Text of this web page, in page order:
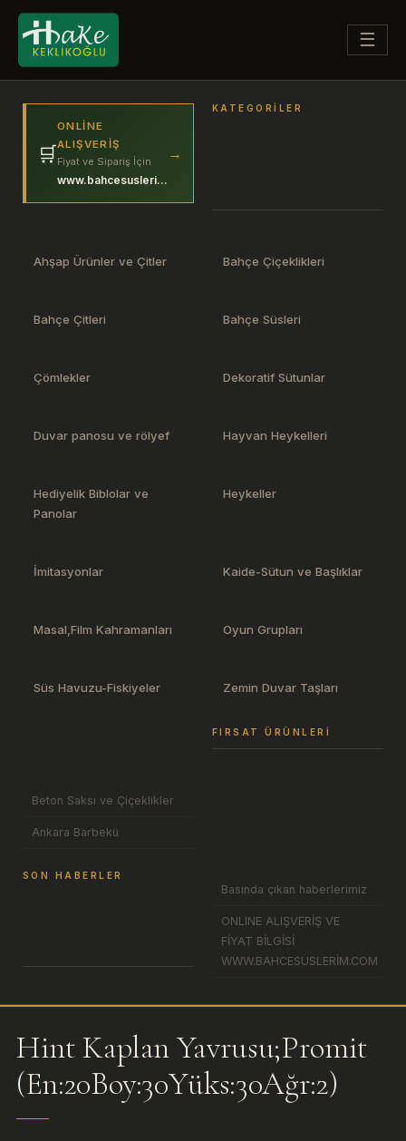
☰
🛒
ONLINE
ALIŞVERIŞ
Fiyat ve Sipariş İçin
www.bahcesuslerim.com
→
KATEGORILER
Ahşap Ürünler ve Çitler Bahçe Çiçeklikleri
Bahçe Çitleri Bahçe Süsleri
Çömlekler Dekoratif Sütunlar
Duvar panosu ve rölyef Hayvan Heykelleri
Hediyelik Biblolar ve
Panolar
Heykeller
İmitasyonlar Kaide-Sütun ve Başlıklar
Masal,Film Kahramanları Oyun Grupları
Süs Havuzu-Fiskiyeler Zemin Duvar Taşları
FIRSAT ÜRÜNLERI
Beton Saksı ve Çiçeklikler
Ankara Barbekü
SON HABERLER
Basında çıkan haberlerimiz
ONLINE ALIŞVERİŞ VE
FİYAT BİLGİSİ
WWW.BAHCESUSLERİM.COM
Hint Kaplan Yavrusu;Promit
(En:20Boy:30Yüks:30Ağr:2)